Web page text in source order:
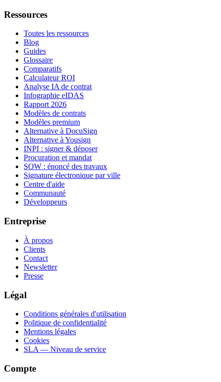
Ressources
Toutes les ressources
Blog
Guides
Glossaire
Comparatifs
Calculateur ROI
Analyse IA de contrat
Infographie eIDAS
Rapport 2026
Modèles de contrats
Modèles premium
Alternative à DocuSign
Alternative à Yousign
INPI : signer & déposer
Procuration et mandat
SOW : énoncé des travaux
Signature électronique par ville
Centre d'aide
Communauté
Développeurs
Entreprise
À propos
Clients
Contact
Newsletter
Presse
Légal
Conditions générales d'utilisation
Politique de confidentialité
Mentions légales
Cookies
SLA — Niveau de service
Compte